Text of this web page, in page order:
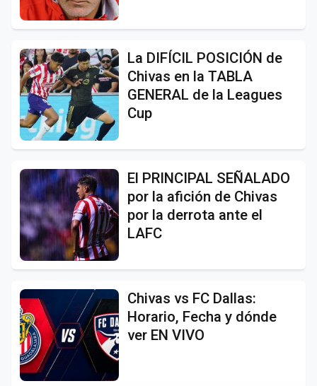
La DIFÍCIL POSICIÓN de
Chivas en la TABLA
GENERAL de la Leagues
Cup
El PRINCIPAL SEÑALADO
por la afición de Chivas
por la derrota ante el
LAFC
Chivas vs FC Dallas:
Horario, Fecha y dónde
ver EN VIVO